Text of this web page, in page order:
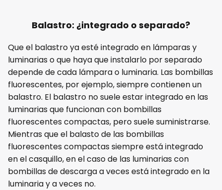
Balastro: ¿integrado o separado?
Que el balastro ya esté integrado en lámparas y
luminarias o que haya que instalarlo por separado
depende de cada lámpara o luminaria. Las bombillas
fluorescentes, por ejemplo, siempre contienen un
balastro. El balastro no suele estar integrado en las
luminarias que funcionan con bombillas
fluorescentes compactas, pero suele suministrarse.
Mientras que el balasto de las bombillas
fluorescentes compactas siempre está integrado
en el casquillo, en el caso de las luminarias con
bombillas de descarga a veces está integrado en la
luminaria y a veces no.